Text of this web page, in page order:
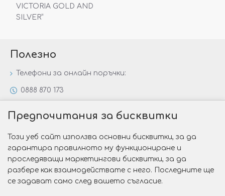
VICTORIA GOLD AND
SILVER“
Полезно
Телефони за онлайн поръчки:
0888 870 173
Специални предложения
Защо да изберете Victoria Gold&Silver?
Как да изберем годежен пръстен?
Предпочитания за бисквитки
Този уеб сайт използва основни бисквитки, за да
гарантира правилното му функциониране и
проследяващи маркетингови бисквитки, за да
разбере как взаимодействате с него. Последните ще
се задават само след вашето съгласие.